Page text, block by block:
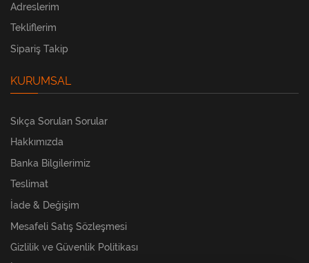
Adreslerim
Tekliflerim
Sipariş Takip
KURUMSAL
Sıkça Sorulan Sorular
Hakkımızda
Banka Bilgilerimiz
Teslimat
İade & Değişim
Mesafeli Satış Sözleşmesi
Gizlilik ve Güvenlik Politikası